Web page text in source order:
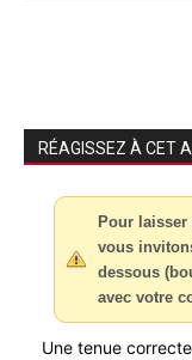
RÉAGISSEZ À CET
Pour
vous
dessous
avec votre
Une tenue